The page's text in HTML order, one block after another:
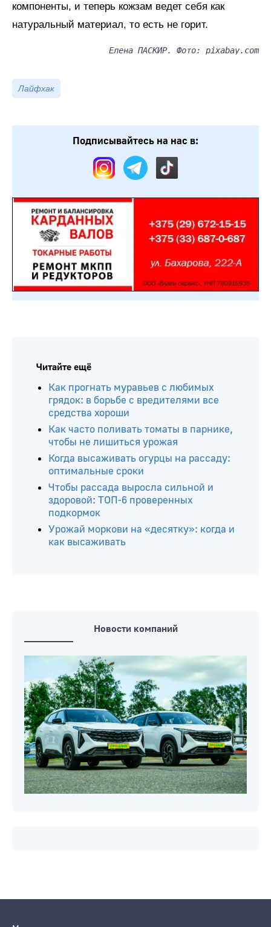
компоненты, и теперь кожзам ведет себя как
натуральный материал, то есть не горит.
Елена ПАСКИР. Фото: pixabay.com
Лайфхак
Подписывайтесь на нас в:
Читайте ещё
Как прогнать муравьев с любимых
грядок: в борьбе с вредителями все
средства хороши
Как часто поливать томаты в парнике,
чтобы не лишиться урожая
Когда высаживать огурцы на рассаду:
оптимальные сроки
Чтобы рассада выросла сильной и
здоровой: ТОП-6 проверенных
подкормок
Урожай моркови на «десятку»: когда и
как высаживать
Новости компаний